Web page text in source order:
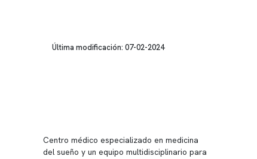
Última modificación: 07-02-2024
Centro médico especializado en medicina
del sueño y un equipo multidisciplinario para